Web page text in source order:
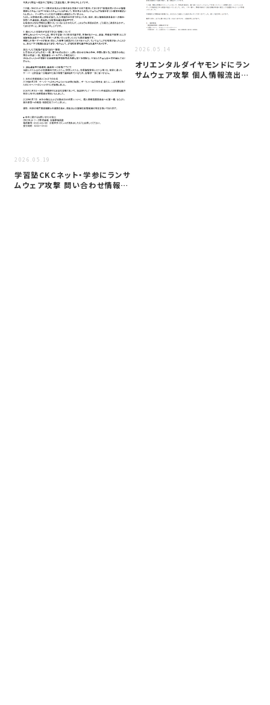
2026.05.19
学習塾CKCネット・学参にランサ
ムウェア攻撃 問い合わせ情報の
2026.05.14
オリエンタルダイヤモンドにラン
サムウェア攻撃 個人情報流出の